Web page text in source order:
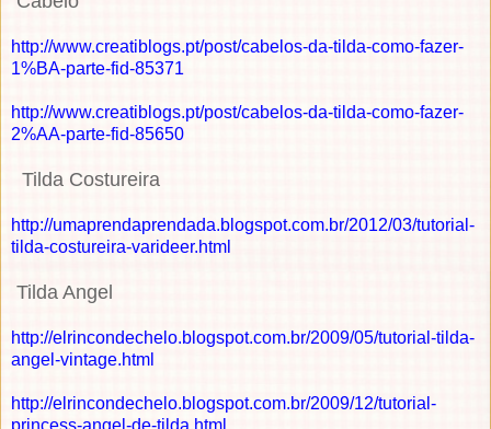
http://www.creatiblogs.pt/post/cabelos-da-tilda-como-fazer-
1%BA-parte-fid-85371
http://www.creatiblogs.pt/post/cabelos-da-tilda-como-fazer-
2%AA-parte-fid-85650
Tilda Costureira
http://umaprendaprendada.blogspot.com.br/2012/03/tutorial-
tilda-costureira-varideer.html
Tilda Angel
http://elrincondechelo.blogspot.com.br/2009/05/tutorial-tilda-
angel-vintage.html
http://elrincondechelo.blogspot.com.br/2009/12/tutorial-
princess-angel-de-tilda.html